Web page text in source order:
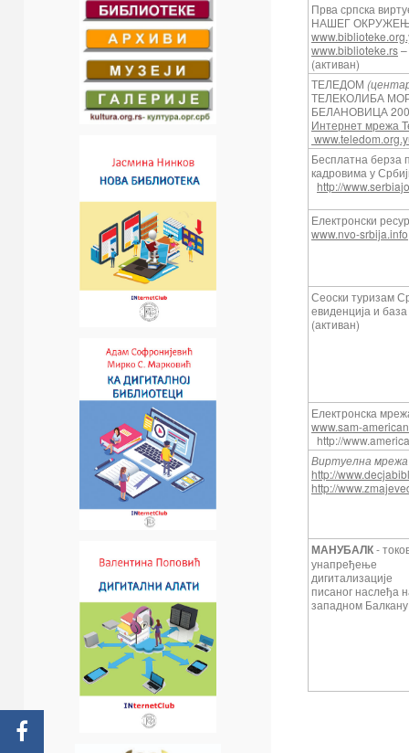
Прва српска
НАШЕГ
www.biblioteke.rs–
(активан)
ТЕЛЕДОМ
ТЕЛЕКОЛИБА
БЕЛАНОВИЦА
Интернет мрежа
Бесплатна берза
кадровима у
http://
Електронски
www.nvo-srbija.info
Сеоски туризам
евиденција и
(активан)
Електронска
www.sam-
http://
Виртуелна мрежа
http://
http://
МАНУБАЛК-
унапређење
дигитализације
писаног наслеђа
западном Балкану